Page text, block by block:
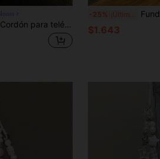
Cordón para teléfono con estrella y corazón verde Ins, correa para cámara CCD, nueva cadena de moda de nicho, fresca y versátil
-25% ¡Últimos 2 días Funda de teléfono con perro salchicha, cordón de teléfono con cuentas
$1.643